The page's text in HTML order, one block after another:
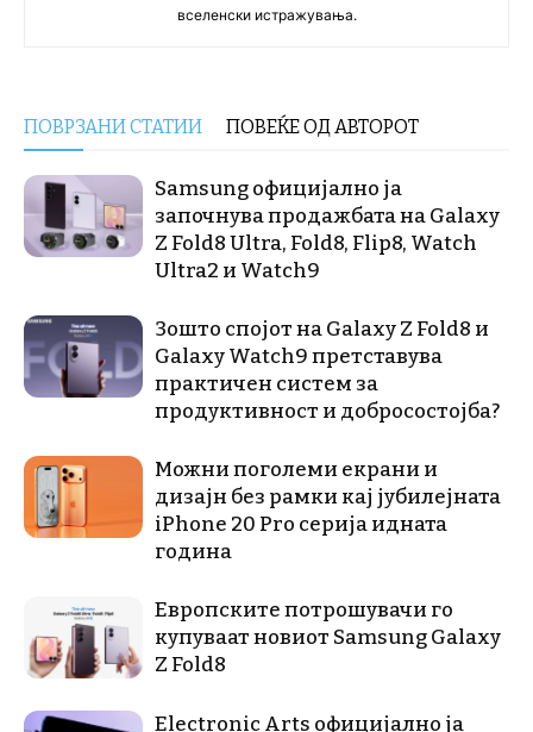
вселенски истражувања.
ПОВРЗАНИ СТАТИИ ПОВЕЌЕ ОД АВТОРОТ
Samsung официјално ја
започнува продажбата на Galaxy
Z Fold8 Ultra, Fold8, Flip8, Watch
Ultra2 и Watch9
Зошто спојот на Galaxy Z Fold8 и
Galaxy Watch9 претставува
практичен систем за
продуктивност и добросостојба?
Можни поголеми екрани и
дизајн без рамки кај јубилејната
iPhone 20 Pro серија идната
година
Европските потрошувачи го
купуваат новиот Samsung Galaxy
Z Fold8
Electronic Arts официјално ја